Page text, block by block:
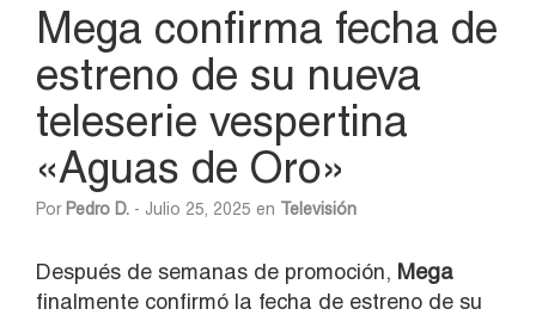
Mega confirma fecha de
estreno de su nueva
teleserie vespertina
«Aguas de Oro»
Por Pedro D. - Julio 25, 2025 en Televisión
Después de semanas de promoción, Mega
finalmente confirmó la fecha de estreno de su